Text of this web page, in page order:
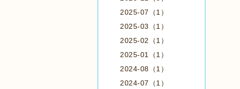
2025-07（1）
2025-03（1）
2025-02（1）
2025-01（1）
2024-08（1）
2024-07（1）